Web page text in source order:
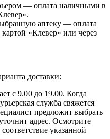
— оплата наличными в
аптеку — оплата
«Клевер» или через
доставки:
с 9.00 до 19.00. Когда
служба свяжется
предложит выбрать
адрес. Осмотрите
указанной